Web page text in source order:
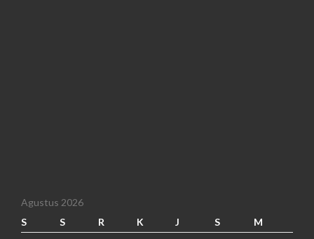
Agustus 2026
S
S R K J S M